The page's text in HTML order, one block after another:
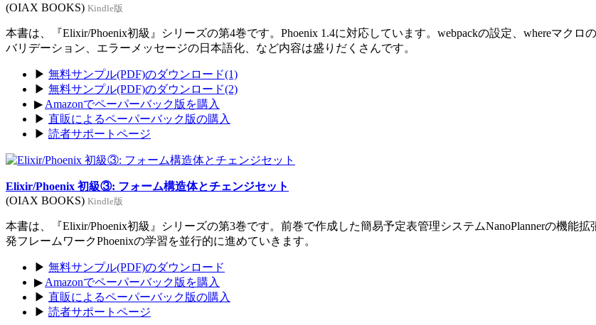
(OIAX BOOKS) Kindle版
本書は、『Elixir/Phoenix初級』シリーズの第4巻です。Phoenix 1.4に対応しています。webpackの設定、whereマク
バリデーション、エラーメッセージの日本語化、など内容は盛りだくさんです。
▶ 無料サンプル(PDF)のダウンロード(1)
▶ 無料サンプル(PDF)のダウンロード(2)
▶ Amazonでペーパーバック版を購入
▶ 直販によるペーパーバック版の購入
▶ 読者サポートページ
Elixir/Phoenix 初級③: フォーム構造体とチェンジセット
(OIAX BOOKS) Kindle版
本書は、『Elixir/Phoenix初級』シリーズの第3巻です。前巻で作成した簡易予定表管理システムNanoPlannerの機能
発フレームワークPhoenixの学習を並行的に進めていきます。
▶ 無料サンプル(PDF)のダウンロード
▶ Amazonでペーパーバック版を購入
▶ 直販によるペーパーバック版の購入
▶ 読者サポートページ